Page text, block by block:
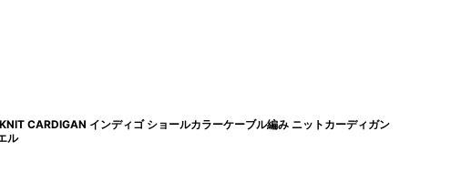
CARDIGAN インディゴ ショールカラーケーブル編み ニットカーディガン
ル